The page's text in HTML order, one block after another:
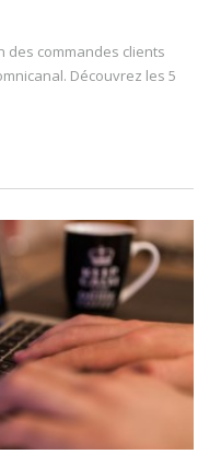
des commandes clients
Découvrez les 5